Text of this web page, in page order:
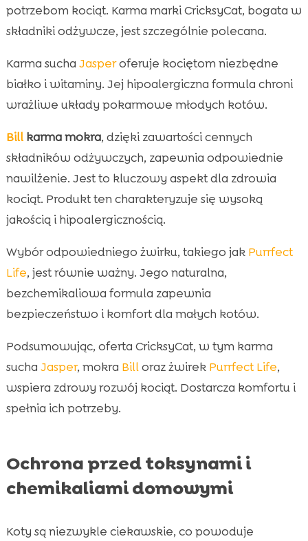
potrzebom kociąt. Karma marki CricksyCat, bogata w
składniki odżywcze, jest szczególnie polecana.
Karma sucha Jasperoferuje kociętom niezbędne
białko i witaminy. Jej hipoalergiczna formula chroni
wrażliwe układy pokarmowe młodych kotów.
Billkarma mokra, dzięki zawartości cennych
składników odżywczych, zapewnia odpowiednie
nawilżenie. Jest to kluczowy aspekt dla zdrowia
kociąt. Produkt ten charakteryzuje się wysoką
jakością i hipoalergicznością.
Wybór odpowiedniego żwirku, takiego jak Purrfect
Life, jest równie ważny. Jego naturalna,
bezchemikaliowa formula zapewnia
bezpieczeństwo i komfort dla małych kotów.
Podsumowując, oferta CricksyCat, w tym karma
sucha Jasper, mokra Billoraz żwirek Purrfect Life,
wspiera zdrowy rozwój kociąt. Dostarcza komfortu i
spełnia ich potrzeby.
Ochrona przed toksynami i
chemikaliami domowymi
Koty są niezwykle ciekawskie, co powoduje